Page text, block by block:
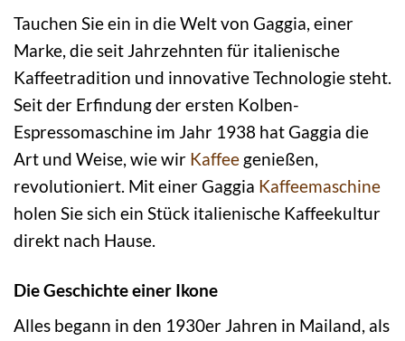
Tauchen Sie ein in die Welt von Gaggia, einer
Marke, die seit Jahrzehnten für italienische
Kaffeetradition und innovative Technologie steht.
Seit der Erfindung der ersten Kolben-
Espressomaschine im Jahr 1938 hat Gaggia die
Art und Weise, wie wir Kaffee genießen,
revolutioniert. Mit einer Gaggia Kaffeemaschine
holen Sie sich ein Stück italienische Kaffeekultur
direkt nach Hause.
Die Geschichte einer Ikone
Alles begann in den 1930er Jahren in Mailand, als